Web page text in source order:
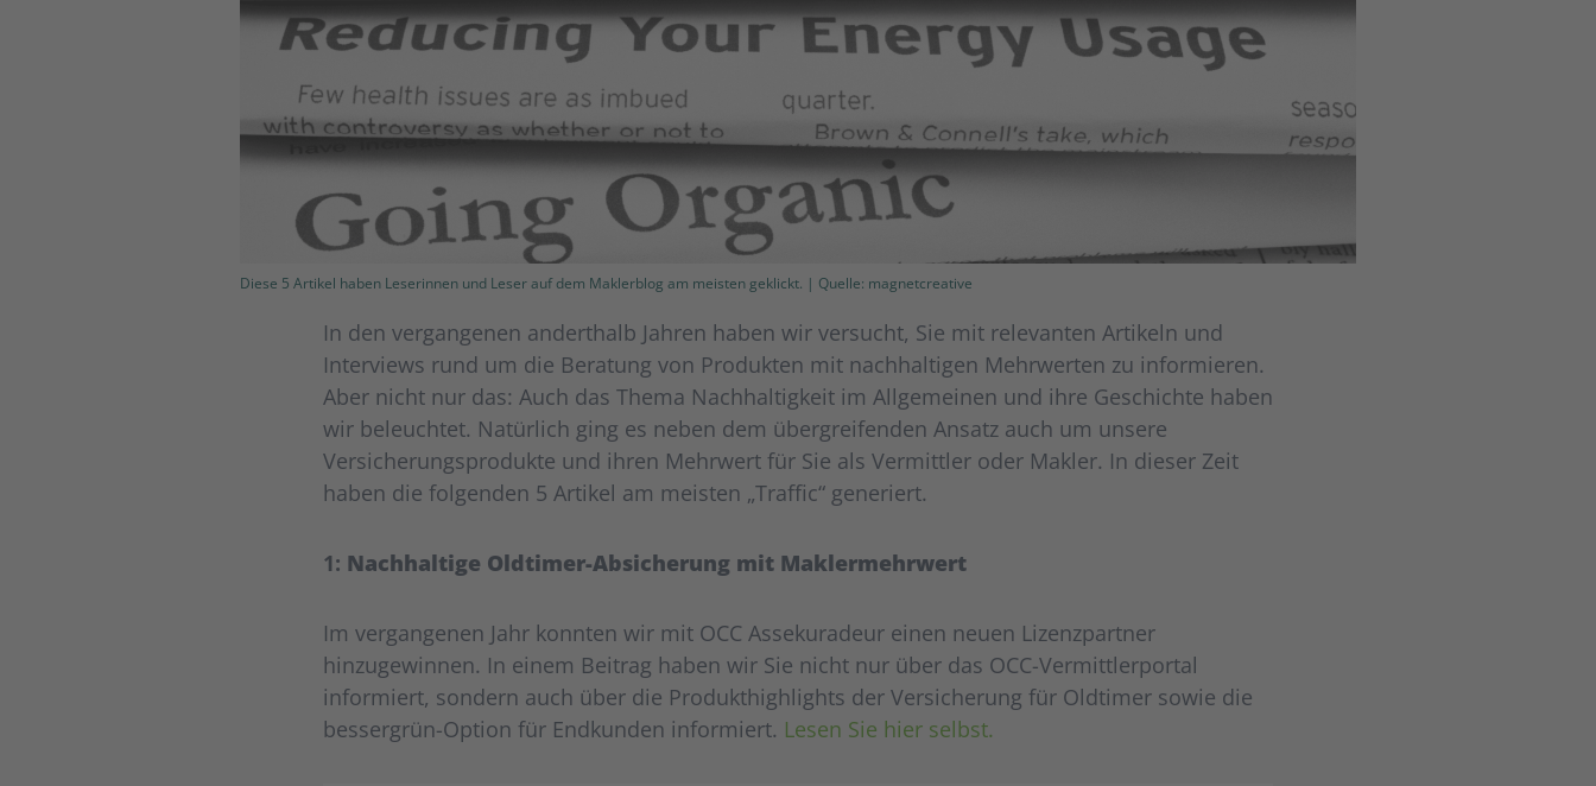
Diese 5 Artikel haben Leserinnen und Leser auf dem Maklerblog am meisten geklickt. | Quelle: magnetcreative
In den vergangenen anderthalb Jahren haben wir versucht, Sie mit relevanten Artikeln und
Interviews rund um die Beratung von Produkten mit nachhaltigen Mehrwerten zu informieren.
Aber nicht nur das: Auch das Thema Nachhaltigkeit im Allgemeinen und ihre Geschichte haben
wir beleuchtet. Natürlich ging es neben dem übergreifenden Ansatz auch um unsere
Versicherungsprodukte und ihren Mehrwert für Sie als Vermittler oder Makler. In dieser Zeit
haben die folgenden 5 Artikel am meisten „Traffic“ generiert.
1: Nachhaltige Oldtimer-Absicherung mit Maklermehrwert
Im vergangenen Jahr konnten wir mit OCC Assekuradeur einen neuen Lizenzpartner
hinzugewinnen. In einem Beitrag haben wir Sie nicht nur über das OCC-Vermittlerportal
informiert, sondern auch über die Produkthighlights der Versicherung für Oldtimer sowie die
bessergrün-Option für Endkunden informiert. Lesen Sie hier selbst.